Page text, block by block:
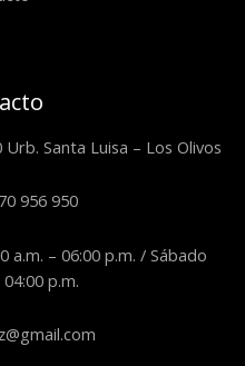
Santa Luisa – Los Olivos
956 950
a.m. – 06:00 p.m. / Sábado
p.m.